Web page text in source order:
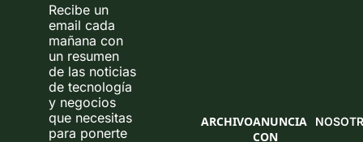
Recibe un
email cada
mañana con
un resumen
de las noticias
de tecnología
y negocios
que necesitas
para ponerte
ARCHIVOANUNCIA
CON